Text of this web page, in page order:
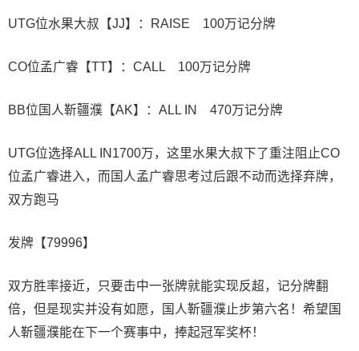
UTG位水果大叔【JJ】：RAISE 100万记分牌
CO位孟广睿【TT】：CALL 100万记分牌
BB位国人靳疆濮【AK】：ALL IN 470万记分牌
UTG位选择ALL IN1700万，这里水果大叔下了重注阻止CO
位孟广睿进入，而国人孟广睿思考过后跟不动而选择弃牌，
双方跑马
发牌【79996】
双方胜率接近，只要击中一张牌就能实现反超，记分牌翻
倍，但是现实并没有如愿，国人靳疆濮止步第六名！希望国
人靳疆濮能在下一个赛事中，捧起冠军奖杯！